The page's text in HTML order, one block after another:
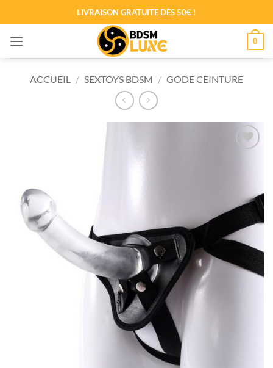
LIVRAISON GRATUITE DÈS 50€ !
contenu
0
ACCUEIL / SEXTOYS BDSM / GODE CEINTURE
souhaits